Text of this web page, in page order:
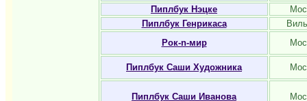
Пиплбук Нэцке
Пиплбук Генрикаса
Рок-n-мир
Пиплбук Саши Художника
Пиплбук Саши Иванова